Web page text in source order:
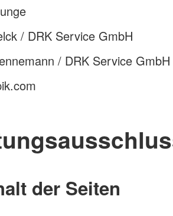
/ DRK Service GmbH
/ DRK Service GmbH
der Seiten